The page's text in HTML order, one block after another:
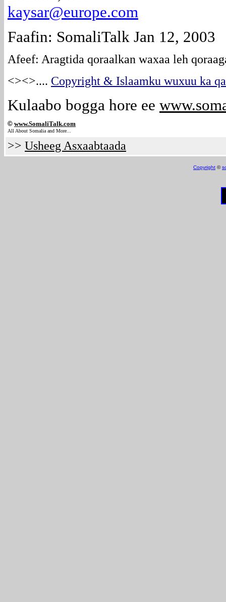
kaysar@europe.com
Faafin: SomaliTalk Jan 12, 2003
Afeef: Aragtida qoraalkan waxaa leh
<><>.... Copyright & Islaamku wuxuu ka
Kulaabo bogga hore ee
© www.SomaliTalk.com
All About Somalia and More...
>> Usheeg Asxaabtaada
Copyright ©